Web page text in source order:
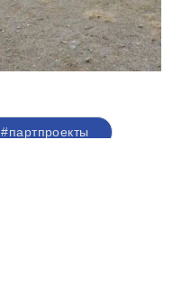
#партпроекты